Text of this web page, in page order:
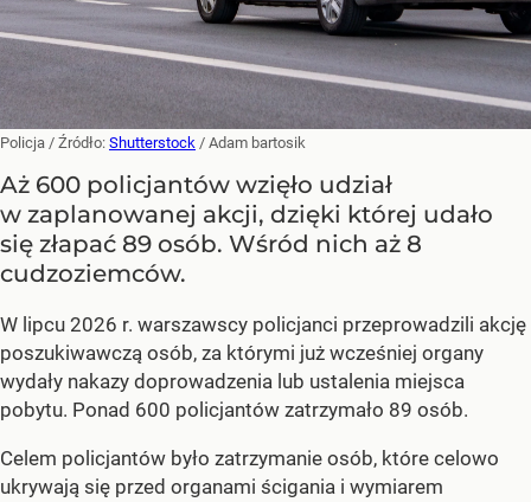
Policja / Źródło: Shutterstock / Adam bartosik
Aż 600 policjantów wzięło udział
w zaplanowanej akcji, dzięki której udało
się złapać 89 osób. Wśród nich aż 8
cudzoziemców.
W lipcu 2026 r. warszawscy policjanci przeprowadzili akcję
poszukiwawczą osób, za którymi już wcześniej organy
wydały nakazy doprowadzenia lub ustalenia miejsca
pobytu. Ponad 600 policjantów zatrzymało 89 osób.
Celem policjantów było zatrzymanie osób, które celowo
ukrywają się przed organami ścigania i wymiarem